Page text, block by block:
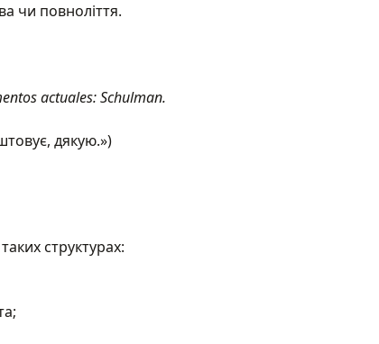
чи повноліття.
actuales: Schulman.
дякую.»)
структурах: